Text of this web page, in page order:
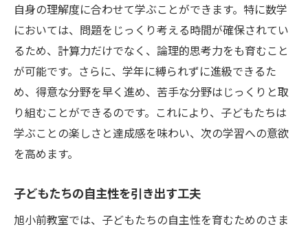
自身の理解度に合わせて学ぶことができます。特に数学
においては、問題をじっくり考える時間が確保されてい
るため、計算力だけでなく、論理的思考力をも育むこと
が可能です。さらに、学年に縛られずに進級できるた
め、得意な分野を早く進め、苦手な分野はじっくりと取
り組むことができるのです。これにより、子どもたちは
学ぶことの楽しさと達成感を味わい、次の学習への意欲
を高めます。
子どもたちの自主性を引き出す工夫
旭小前教室では、子どもたちの自主性を育むためのさま